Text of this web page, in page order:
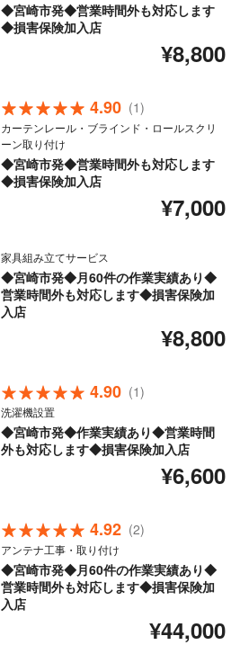
◆宮崎市発◆営業時間外も対応します
◆損害保険加入店
¥8,800
4.90 (1)
カーテンレール・ブラインド・ロールスクリ
ーン取り付け
◆宮崎市発◆営業時間外も対応します
◆損害保険加入店
¥7,000
家具組み立てサービス
◆宮崎市発◆月60件の作業実績あり◆
営業時間外も対応します◆損害保険加
入店
¥8,800
4.90 (1)
洗濯機設置
◆宮崎市発◆作業実績あり◆営業時間
外も対応します◆損害保険加入店
¥6,600
4.92 (2)
アンテナ工事・取り付け
◆宮崎市発◆月60件の作業実績あり◆
営業時間外も対応します◆損害保険加
入店
¥44,000